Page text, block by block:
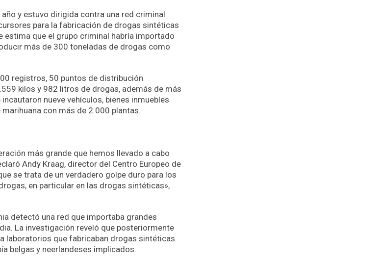
y estuvo dirigida contra una red criminal
para la fabricación de drogas sintéticas
que el grupo criminal habría importado
más de 300 toneladas de drogas como
registros, 50 puntos de distribución
kilos y 982 litros de drogas, además de más
nueve vehículos, bienes inmuebles
con más de 2.000 plantas.
más grande que hemos llevado a cabo
Andy Kraag, director del Centro Europeo de
se trata de un verdadero golpe duro para los
en particular en las drogas sintéticas»,
detectó una red que importaba grandes
La investigación reveló que posteriormente
laboratorios que fabricaban drogas sintéticas.
belgas y neerlandeses implicados.